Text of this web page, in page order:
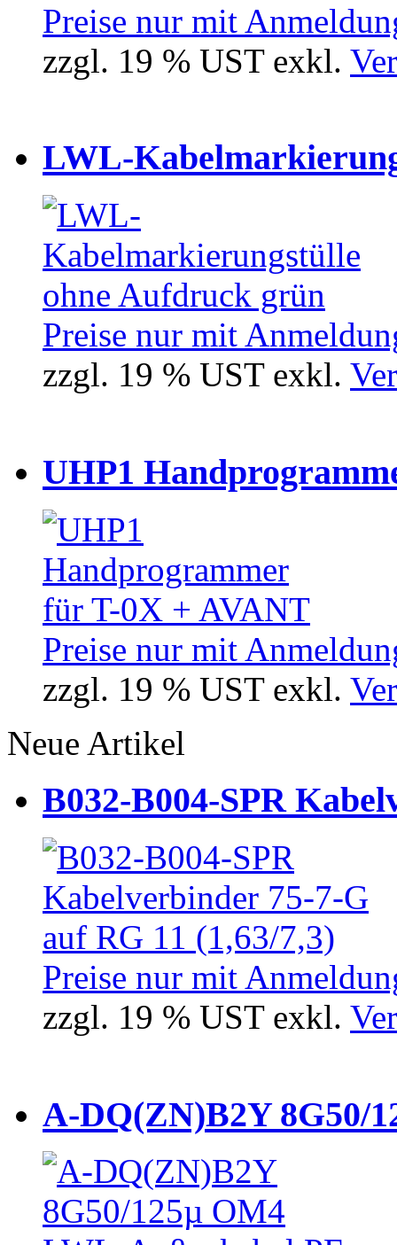
Preise nur mit
zzgl. 19 % UST exkl.
LWL-
Preise nur mit
zzgl. 19 % UST exkl.
UHP1
Preise nur mit
zzgl. 19 % UST exkl.
Neue Artikel
B032-B004-SPR
Preise nur mit
zzgl. 19 % UST exkl.
A-DQ(ZN)B2Y 8G50/